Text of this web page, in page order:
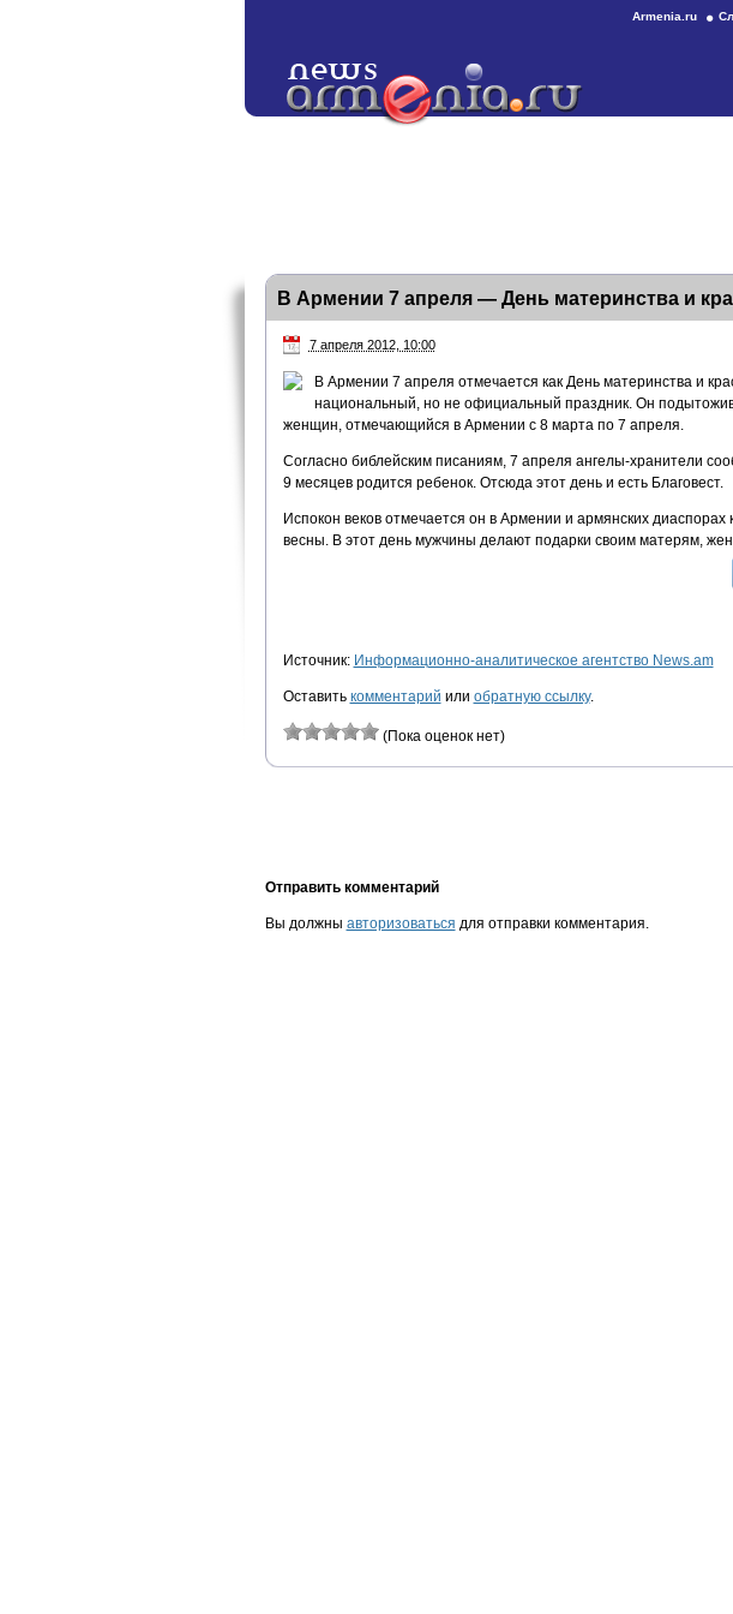
Armenia.ru
В Армении 7 апреля — День материнства и
7 апреля 2012, 10:00
В Армении 7 апреля отмечается как День материнства и
национальный, но не официальный праздник. Он
женщин, отмечающийся в Армении с 8 марта по 7 апреля.
Согласно библейским писаниям, 7 апреля ангелы-хранители
9 месяцев родится ребенок. Отсюда этот день и есть Благовест.
Испокон веков отмечается он в Армении и армянских
весны. В этот день мужчины делают подарки своим матерям,
Источник: Информационно-аналитическое агентство News.am
Оставить комментарий или обратную ссылку.
(Пока оценок нет)
Отправить комментарий
Вы должны авторизоваться для отправки комментария.